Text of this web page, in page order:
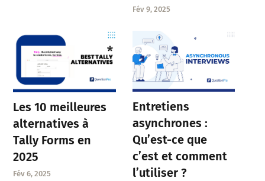
Fév 9, 2025
Les 10 meilleures
alternatives à
Tally Forms en
2025
Fév 6, 2025
Entretiens
asynchrones :
Qu’est-ce que
c’est et comment
l’utiliser ?